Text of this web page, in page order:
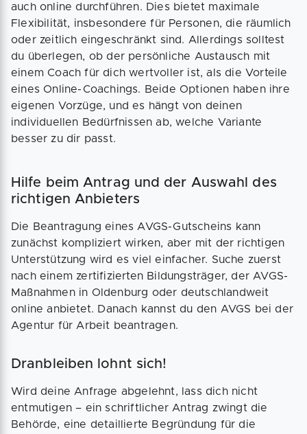
auch online durchführen. Dies bietet maximale
Flexibilität, insbesondere für Personen, die räumlich
oder zeitlich eingeschränkt sind. Allerdings solltest
du überlegen, ob der persönliche Austausch mit
einem Coach für dich wertvoller ist, als die Vorteile
eines Online-Coachings. Beide Optionen haben ihre
eigenen Vorzüge, und es hängt von deinen
individuellen Bedürfnissen ab, welche Variante
besser zu dir passt.
Hilfe beim Antrag und der Auswahl des
richtigen Anbieters
Die Beantragung eines AVGS-Gutscheins kann
zunächst kompliziert wirken, aber mit der richtigen
Unterstützung wird es viel einfacher. Suche zuerst
nach einem zertifizierten Bildungsträger, der AVGS-
Maßnahmen in Oldenburg oder deutschlandweit
online anbietet. Danach kannst du den AVGS bei der
Agentur für Arbeit beantragen.
Dranbleiben lohnt sich!
Wird deine Anfrage abgelehnt, lass dich nicht
entmutigen – ein schriftlicher Antrag zwingt die
Behörde, eine detaillierte Begründung für die